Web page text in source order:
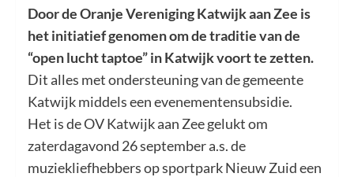
Door de Oranje Vereniging Katwijk aan Zee is
het initiatief genomen om de traditie van de
“open lucht taptoe” in Katwijk voort te zetten.
Dit alles met ondersteuning van de gemeente
Katwijk middels een evenementensubsidie.
Het is de OV Katwijk aan Zee gelukt om
zaterdagavond 26 september a.s. de
muziekliefhebbers op sportpark Nieuw Zuid een